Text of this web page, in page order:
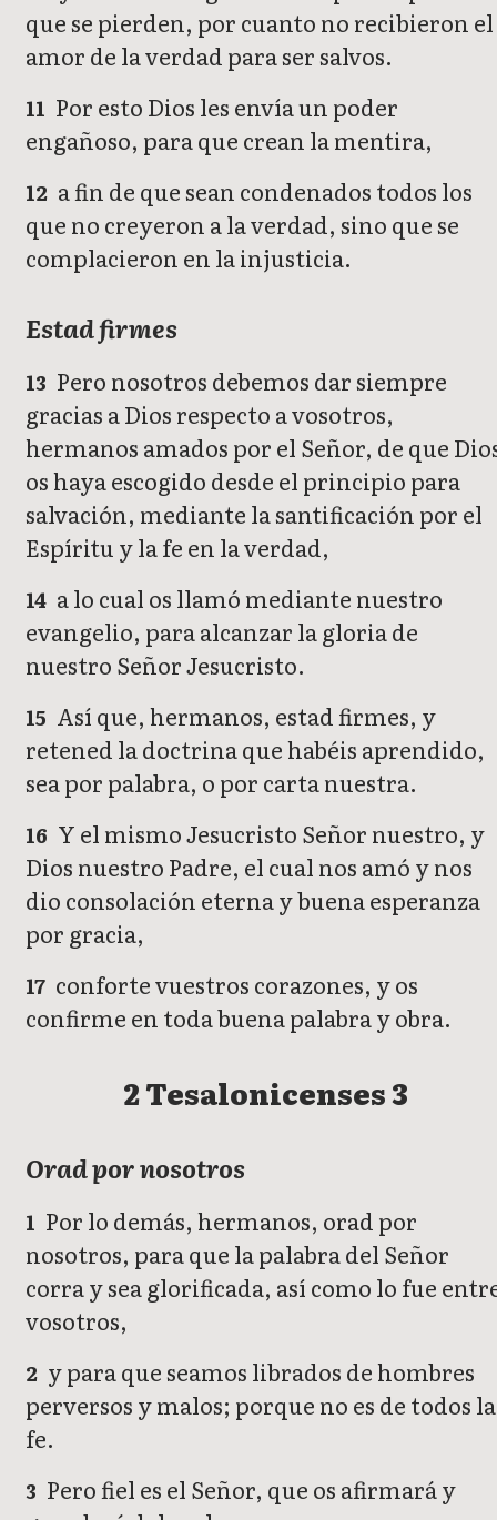
que se pierden, por cuanto no recibieron el
amor de la verdad para ser salvos.
11 Por esto Dios les envía un poder
engañoso, para que crean la mentira,
12 a fin de que sean condenados todos los
que no creyeron a la verdad, sino que se
complacieron en la injusticia.
Estad firmes
13 Pero nosotros debemos dar siempre
gracias a Dios respecto a vosotros,
hermanos amados por el Señor, de que
os haya escogido desde el principio para
salvación, mediante la santificación por el
Espíritu y la fe en la verdad,
14 a lo cual os llamó mediante nuestro
evangelio, para alcanzar la gloria de
nuestro Señor Jesucristo.
15 Así que, hermanos, estad firmes, y
retened la doctrina que habéis aprendido,
sea por palabra, o por carta nuestra.
16 Y el mismo Jesucristo Señor nuestro, y
Dios nuestro Padre, el cual nos amó y nos
dio consolación eterna y buena esperanza
por gracia,
17 conforte vuestros corazones, y os
confirme en toda buena palabra y obra.
2 Tesalonicenses 3
Orad por nosotros
1 Por lo demás, hermanos, orad por
nosotros, para que la palabra del Señor
corra y sea glorificada, así como lo fue
vosotros,
2 y para que seamos librados de hombres
perversos y malos; porque no es de todos la
fe.
3 Pero fiel es el Señor, que os afirmará y